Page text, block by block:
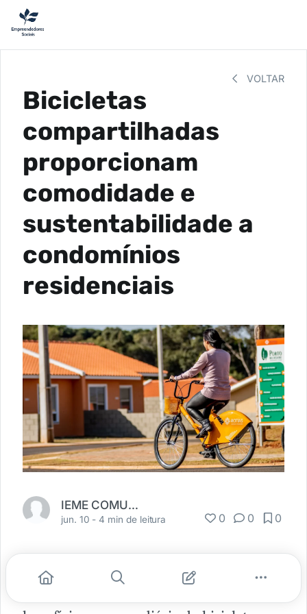
VOLTAR
Bicicletas
compartilhadas
proporcionam
comodidade e
sustentabilidade a
condomínios
residenciais
IEME COMUNICAÇÃO
jun. 10 -4 min de leitura 0 0 0
Qualidade de vida, saúde e disposição.